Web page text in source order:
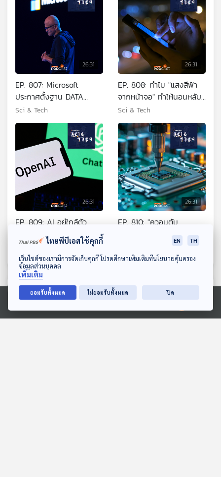
ดาวน์โหลด Thai PBS Podcast Application
Ⓒ 2020 องค์การกระจายเสียงและแพร่ภาพสาธารณะแห่งประเทศไทย
26:31
EP. 807: Microsoft
ประกาศตั้งฐาน DATA
Center ในไทย
Sci & Tech
26:31
EP. 808: ทำไม "แสงสีฟ้า
จากหน้าจอ" ทำให้นอนหลับ
ยาก
Sci & Tech
26:31
EP. 809: AI อยู่ใกล้ตัว
มนุษย์มากกว่าที่คิด
Sci & Tech
26:31
EP. 810: "ควอนตัม
เซนเซอร์" ทำอะไรได้บ้าง
ตอนที่เกี่ยวข้อง
ไทยพีบีเอสใช้คุกกี้ EN TH
เว็บไซต์ของเรามีการจัดเก็บคุกกี้ โปรดศึกษาเพิ่มเติมที่นโยบายคุ้มครอง
ข้อมูลส่วนบุคคล
เพิ่มเติม
ยอมรับทั้งหมด ไม่ยอมรับทั้งหมด ปิด